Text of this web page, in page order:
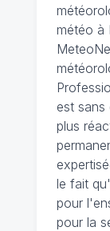
météo à
est sans
plus
le fait
pour
pour la